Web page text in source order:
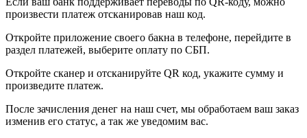
произвести платеж отсканировав наш код.
Откройте приложение своего бакна в телефоне, перейдите в
раздел платежей, выберите оплату по СБП.
Откройте сканер и отсканируйте QR код, укажите сумму и
произведите платеж.
После зачисления денег на наш счет, мы обработаем ваш заказ
изменив его статус, а так же уведомим вас.